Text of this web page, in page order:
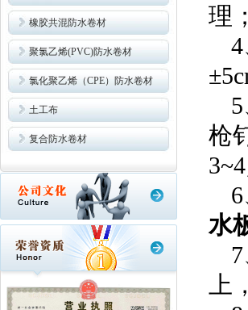
橡胶共混防水卷材
聚氯乙烯(PVC)防水卷材
氯化聚乙烯（CPE）防水卷材
土工布
复合防水卷材
理；
4
5
枪
3~4
6
水
7